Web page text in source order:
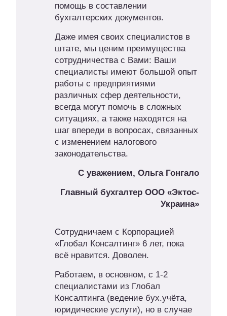
помощь в составлении
бухгалтерских документов.
Даже имея своих специалистов в
штате, мы ценим преимущества
сотрудничества с Вами: Ваши
специалисты имеют большой опыт
работы с предприятиями
различных сфер деятельности,
всегда могут помочь в сложных
ситуациях, а также находятся на
шаг впереди в вопросах, связанных
с изменением налогового
законодательства.
С уважением, Ольга Гонгало
Главный бухгалтер ООО «Эктос-
Украина»
Сотрудничаем с Корпорацией
«Глобал Консалтинг» 6 лет, пока
всё нравится. Доволен.
Работаем, в основном, с 1-2
специалистами из Глобал
Консалтинга (ведение бух.учёта,
юридические услуги), но в случае